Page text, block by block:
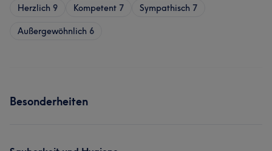
Herzlich 9 Kompetent 7 Sympathisch 7
Außergewöhnlich 6
Besonderheiten